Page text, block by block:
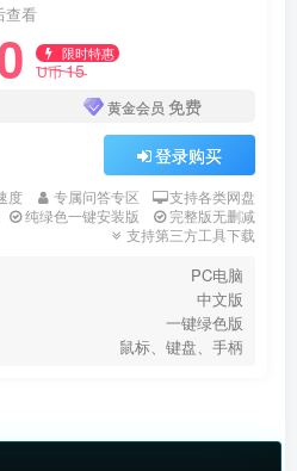
查看
限时特惠
U币15
黄金会员 免费
登录购买
度 专属问答专区
支持各类网盘
纯绿色一键安装版
完整版无删减
支持第三方工具下载
PC电脑
中文版
一键绿色版
鼠标、键盘、手柄